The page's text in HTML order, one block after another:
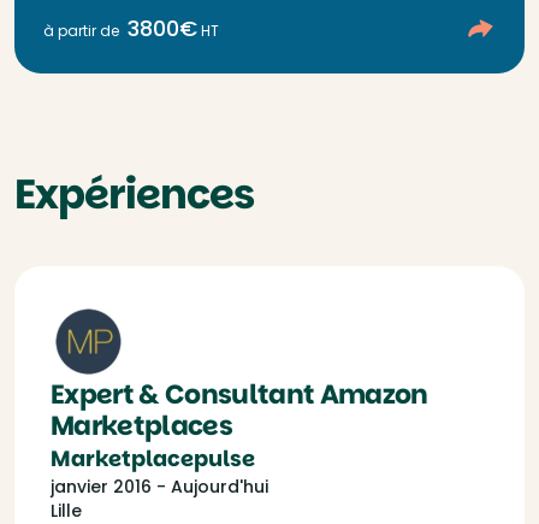
à partir de 3800€HT
Expériences
Expert & Consultant Amazon
Marketplaces
Marketplacepulse
janvier 2016 - Aujourd'hui
Lille